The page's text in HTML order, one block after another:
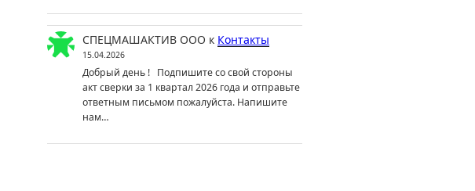
СПЕЦМАШАКТИВ ООО к Контакты
15.04.2026
Добрый день ! Подпишите со свой стороны
акт сверки за 1 квартал 2026 года и отправьте
ответным письмом пожалуйста. Напишите
нам…